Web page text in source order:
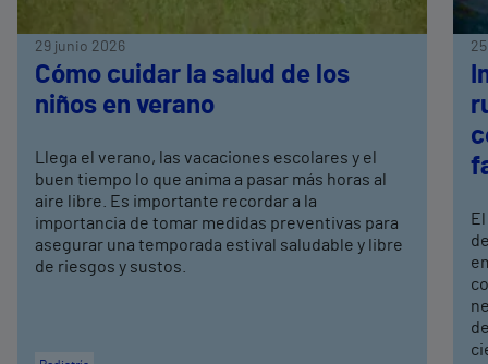
29 junio 2026
Cómo cuidar la salud de los
niños en verano
Llega el verano, las vacaciones escolares y el
buen tiempo lo que anima a pasar más horas al
aire libre. Es importante recordar a la
importancia de tomar medidas preventivas para
asegurar una temporada estival saludable y libre
de riesgos y sustos.